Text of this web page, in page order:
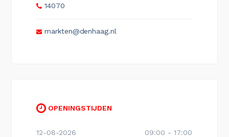
14070
markten@denhaag.nl
OPENINGSTIJDEN
12-08-2026 09:00 - 17:00